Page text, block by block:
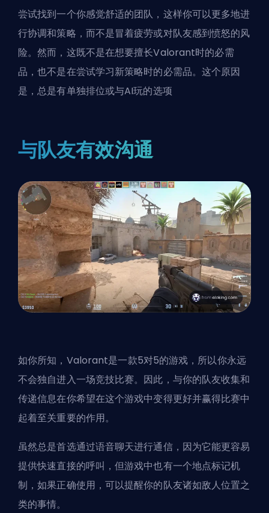
尝试找到一个你感觉舒适的团队，这样你可以更多地进
行协调和策略，而不是冒着疲劳或对队友感到愤怒的风
险。然而，这既不是在想要擅长Valorant时的必需
品，也不是在尝试学习新策略时的必需品。这个原因
是，总是有单独排位或与AI玩的选项
与队友有效沟通
如你所知，Valorant是一款5对5的游戏，所以你永远
不会独自进入一场竞技比赛。因此，与你的队友收集和
传递信息在你希望在这个游戏中变得更好并赢得比赛中
起着至关重要的作用。
虽然总是首选通过语音聊天进行通信，因为它能更容易
提供快速直接的呼叫，但游戏中也有一个地点标记机
制，如果正确使用，可以提醒你的队友诸如敌人位置之
类的事情。